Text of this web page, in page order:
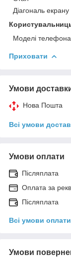
Діагональ екрану
Моделі телефона
Приховати
Умови
Нова Пошта
Всі умови
Умови оплати
Післяплата
Оплата за
Післяплата
Всі умови оплати
Умови